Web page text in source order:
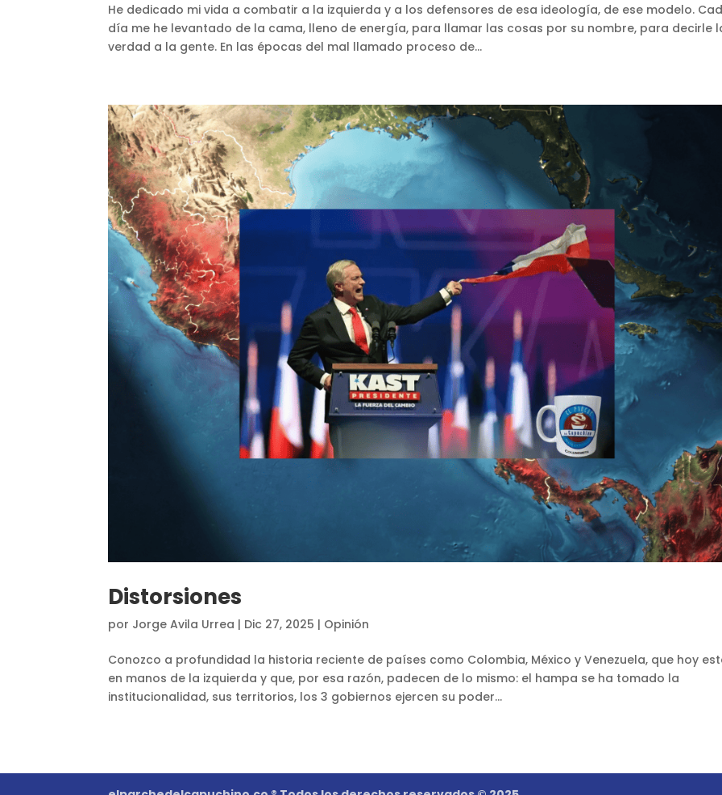
He dedicado mi vida a combatir a la izquierda y a los defensores de esa ideología, de ese modelo.
día me he levantado de la cama, lleno de energía, para llamar las cosas por su nombre, para decirle
verdad a la gente. En las épocas del mal llamado proceso de...
Distorsiones
por Jorge Avila Urrea | Dic 27, 2025 | Opinión
Conozco a profundidad la historia reciente de países como Colombia, México y Venezuela, que hoy
en manos de la izquierda y que, por esa razón, padecen de lo mismo: el hampa se ha tomado la
institucionalidad, sus territorios, los 3 gobiernos ejercen su poder...